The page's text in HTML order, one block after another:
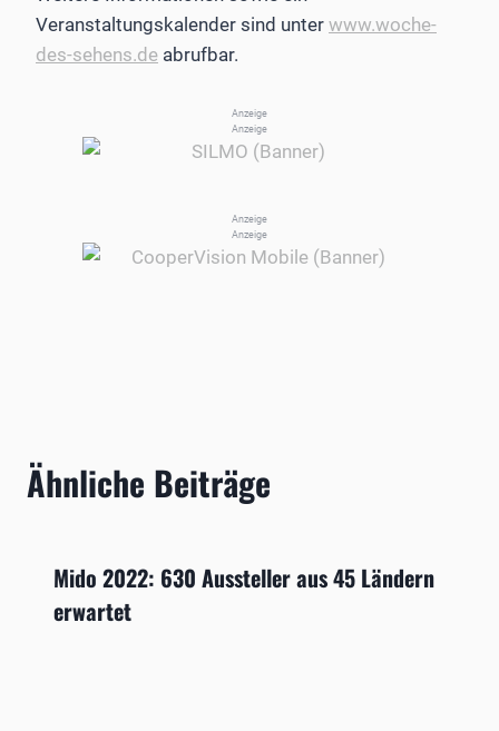
Veranstaltungskalender sind unter www.woche-
des-sehens.de abrufbar.
Anzeige
Anzeige
Anzeige
Anzeige
Ähnliche Beiträge
Mido 2022: 630 Aussteller aus 45 Ländern
erwartet